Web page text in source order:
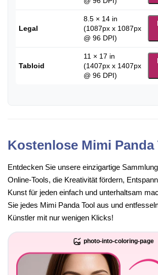
Legal
8.5 × 14 in
(1087px x 1087px
@ 96 DPI)
Tabloid
11 × 17 in
(1407px x 1407px
@ 96 DPI)
Kostenlose Mimi Panda
Entdecken Sie unsere einzigartige
Online-Tools, die Kreativität fördern,
Kunst für jeden einfach und unterhaltsam
Sie jedes Mimi Panda Tool aus und
Künstler mit nur wenigen Klicks!
photo-into-coloring-page